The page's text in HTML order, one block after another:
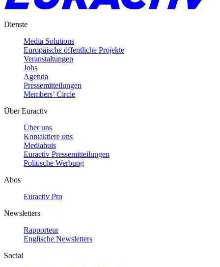
Dienste
Media Solutions
Europäische öffentliche Projekte
Veranstaltungen
Jobs
Agenda
Pressemitteilungen
Members’ Circle
Über Euractiv
Über uns
Kontaktiere uns
Mediahuis
Euractiv Pressemitteilungen
Politische Werbung
Abos
Euractiv Pro
Newsletters
Rapporteur
Englische Newsletters
Social